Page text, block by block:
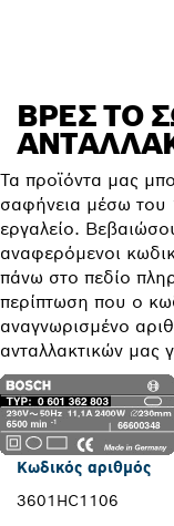
ΒΡΕΣ ΤΟ
Τα προϊόντα μας
σαφήνεια μέσω
εργαλείο.
αναφερόμενοι
πάνω στο πεδίο
περίπτωση που ο
αναγνωρισμένο
ανταλλακτικών μας
Κωδικός αριθμός
3601HC1106